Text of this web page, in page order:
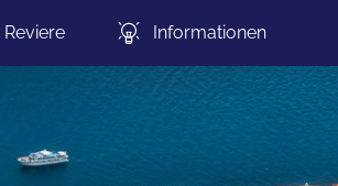
Reviere Informationen